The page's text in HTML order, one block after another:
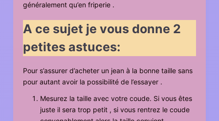
généralement qu’en friperie .
A ce sujet je vous donne 2
petites astuces:
Pour s’assurer d’acheter un jean à la bonne taille sans
pour autant avoir la possibilité de l’essayer .
Mesurez la taille avec votre coude. Si vous êtes
juste il sera trop petit , si vous rentrez le coude